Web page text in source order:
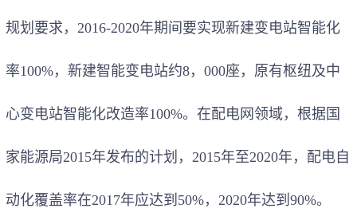
规划要求，2016-2020年期间要实现新建变电站智能化
率100%，新建智能变电站约8，000座，原有枢纽及中
心变电站智能化改造率100%。在配电网领域，根据国
家能源局2015年发布的计划，2015年至2020年，配电自
动化覆盖率在2017年应达到50%，2020年达到90%。